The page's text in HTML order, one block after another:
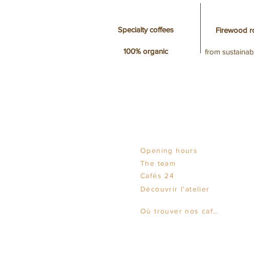
Specialty coffees
100% organic
Firewood
from
Opening hours
The team
Cafés 24
Découvrir l'atelier
Où trouver nos cafés